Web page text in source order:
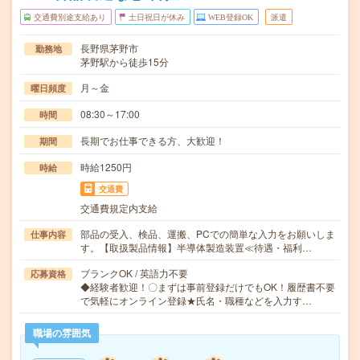
交通費別途支給あり 土日祝日が休み WEB登録OK 派遣
勤務地
長野県茅野市
茅野駅から徒歩15分
曜日頻度 月～金
時間 08:30～17:00
期間 長期でお仕事できる方、大歓迎！
時給 時給1250円
交通費
交通費規定内支給
仕事内容
部品の受入、検品、運搬、PCでの簡単な入力をお願いしま
す。【取扱製品情報】半導体製造装置≪待遇・福利…
応募資格
ブランクOK / 英語力不要
◆経験者歓迎！〇まずは事前登録だけでもOK！履歴書不要
で気軽にオンライン登録★氏名・職種などを入力す…
職場の雰囲気